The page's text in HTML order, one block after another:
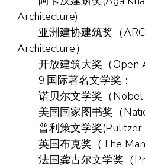
Architecture)
亚洲建协建筑奖（
Architecture）
开放建筑大奖（Open
9.国际著名文学奖：
诺贝尔文学奖（Nobel
美国国家图书奖（
普利策文学奖(Pulitzer
英国布克奖（The Man
法国龚古尔文学奖（